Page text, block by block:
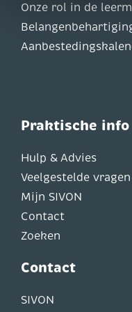
Onze rol in de
Praktische info
Hulp & Advies
Veelgestelde vragen
Mijn SIVON
Contact
Zoeken
Contact
SIVON